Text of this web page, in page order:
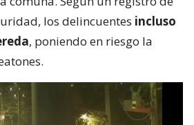
los delincuentes incluso
, poniendo en riesgo la